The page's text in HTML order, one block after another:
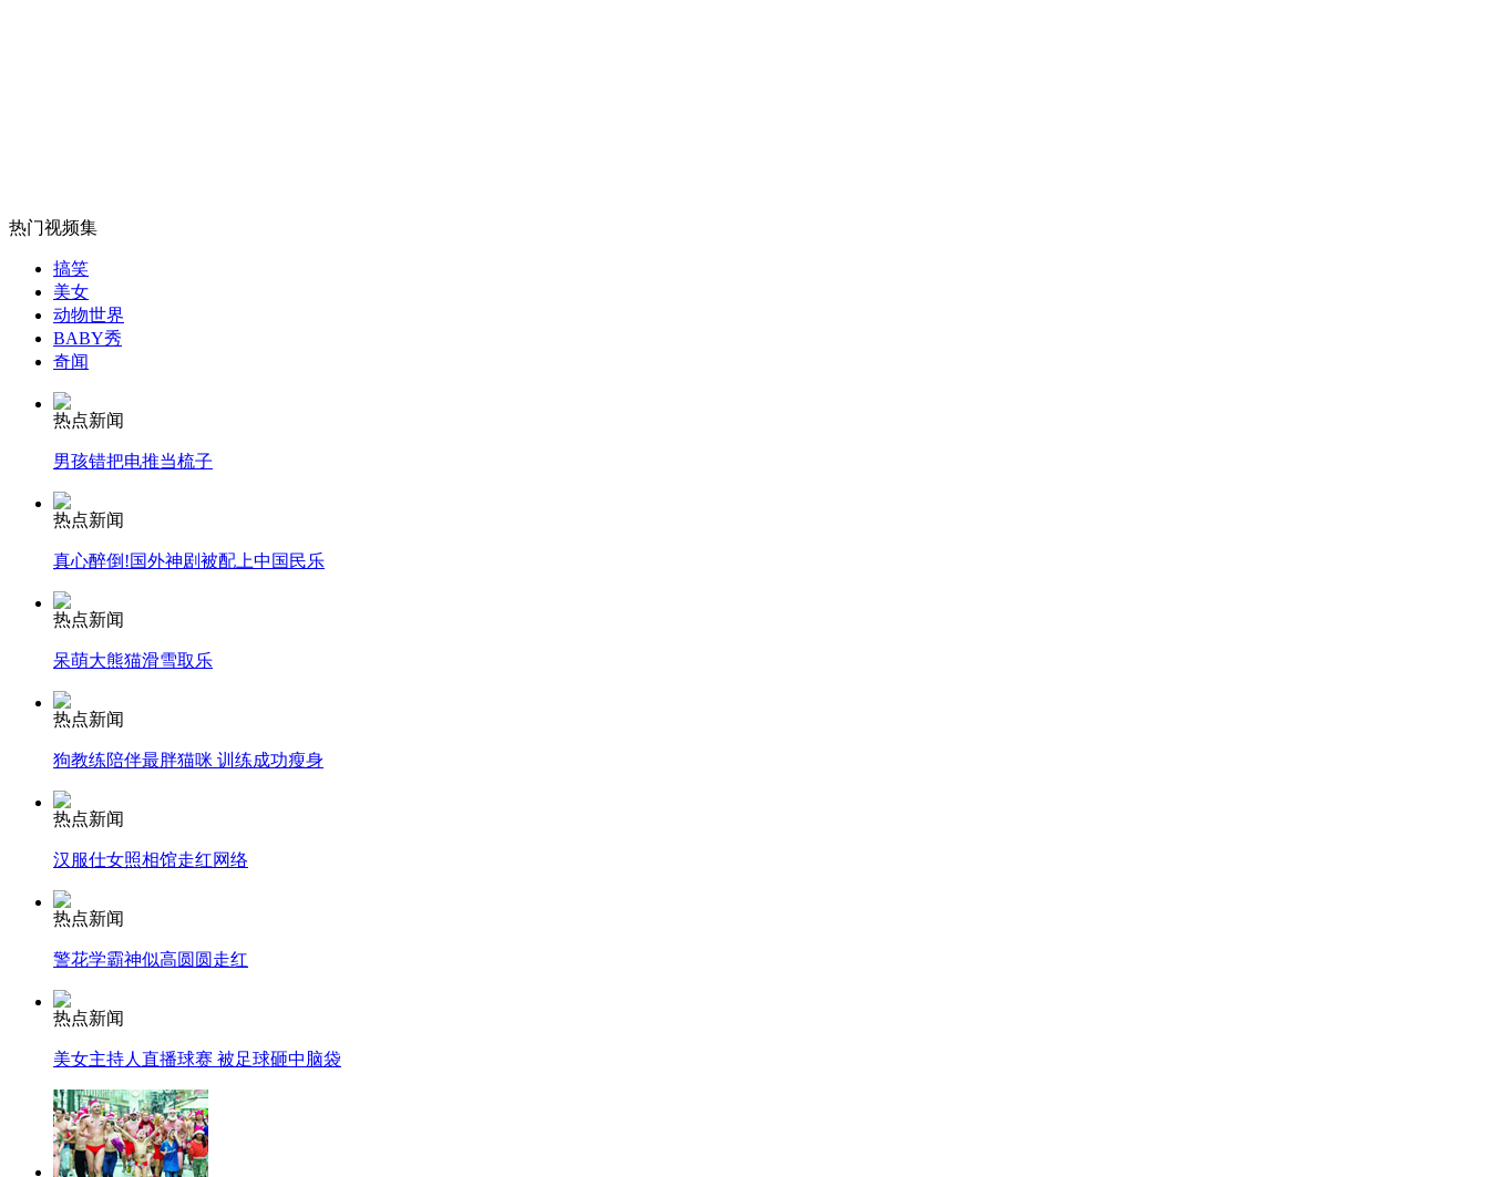
女孩北京地铁殴打老人 痛下狠手拳打脚踢
无痛分娩是否安全 医生回应
外交部：有关国家言论片面不公正
安徽一实载49人客车翻车
走！跟着总书记去植树
纽约上演“枕头大战”
热门视频集
搞笑
美女
动物世界
BABY秀
奇闻
热点新闻
男孩错把电推当梳子
热点新闻
真心醉倒!国外神剧被配上中国民乐
热点新闻
呆萌大熊猫滑雪取乐
热点新闻
狗教练陪伴最胖猫咪 训练成功瘦身
热点新闻
汉服仕女照相馆走红网络
热点新闻
警花学霸神似高圆圆走红
热点新闻
美女主持人直播球赛 被足球砸中脑袋